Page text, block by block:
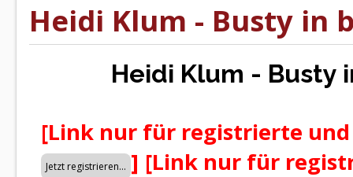
Heidi Klum - Busty in
Heidi Klum - Busty
[Link nur für registrierte
] [Link nur für